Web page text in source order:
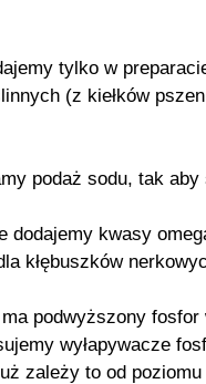
tylko w
(z kiełków
podaż sodu, tak
dodajemy kwasy
kłębuszków
podwyższony
wyłapywacze
zależy to od